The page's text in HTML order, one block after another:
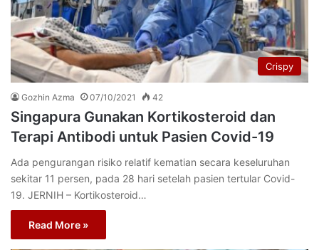
Crispy
Gozhin Azma 07/10/2021 42
Singapura Gunakan Kortikosteroid dan
Terapi Antibodi untuk Pasien Covid-19
Ada pengurangan risiko relatif kematian secara keseluruhan
sekitar 11 persen, pada 28 hari setelah pasien tertular Covid-
19. JERNIH – Kortikosteroid…
Read More »